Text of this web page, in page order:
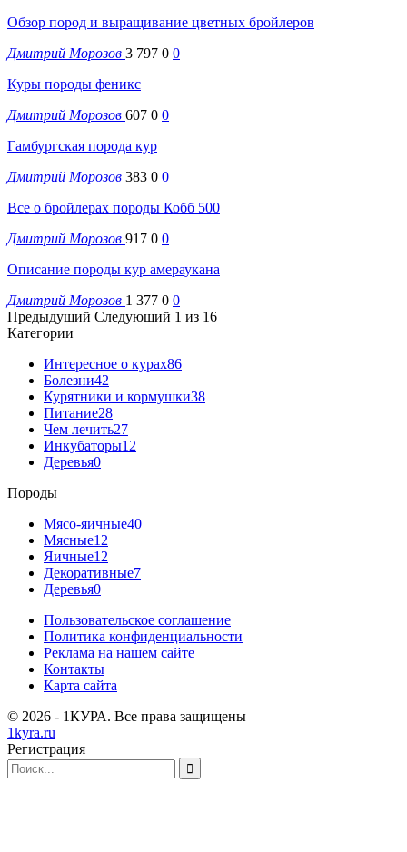
Обзор пород и выращивание цветных бройлеров
Дмитрий Морозов 3 797 0 0
Куры породы феникс
Дмитрий Морозов 607 0 0
Гамбургская порода кур
Дмитрий Морозов 383 0 0
Все о бройлерах породы Кобб 500
Дмитрий Морозов 917 0 0
Описание породы кур амераукана
Дмитрий Морозов 1 377 0 0
Предыдущий Следующий 1 из 16
Категории
Интересное о курах86
Болезни42
Курятники и кормушки38
Питание28
Чем лечить27
Инкубаторы12
Деревья0
Породы
Мясо-яичные40
Мясные12
Яичные12
Декоративные7
Деревья0
Пользовательское соглашение
Политика конфиденциальности
Реклама на нашем сайте
Контакты
Карта сайта
© 2026 - 1КУРА. Все права защищены
1kyra.ru
Регистрация